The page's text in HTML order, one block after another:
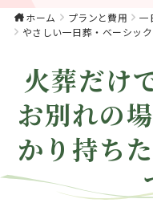
ホーム プランと費用
一
やさしい一日葬・ベーシッ
火葬だけ
お別れの
かり持ち